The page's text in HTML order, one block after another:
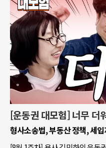
[운동권 대모험] 너무
형사소송법, 부동산 정책, 세